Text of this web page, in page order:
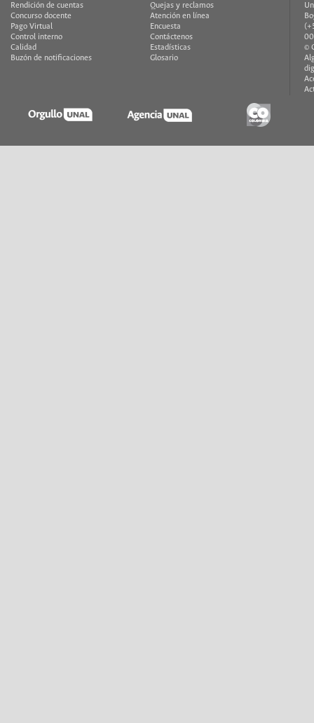
Rendición de cuentas
Concurso docente
Pago Virtual
Control interno
Calidad
Buzón de notificaciones
Quejas y reclamos
Atención en línea
Encuesta
Contáctenos
Estadísticas
Glosario
©